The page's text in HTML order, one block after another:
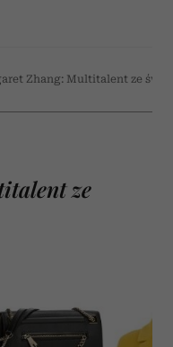
Zhang: Multitalent ze
ze